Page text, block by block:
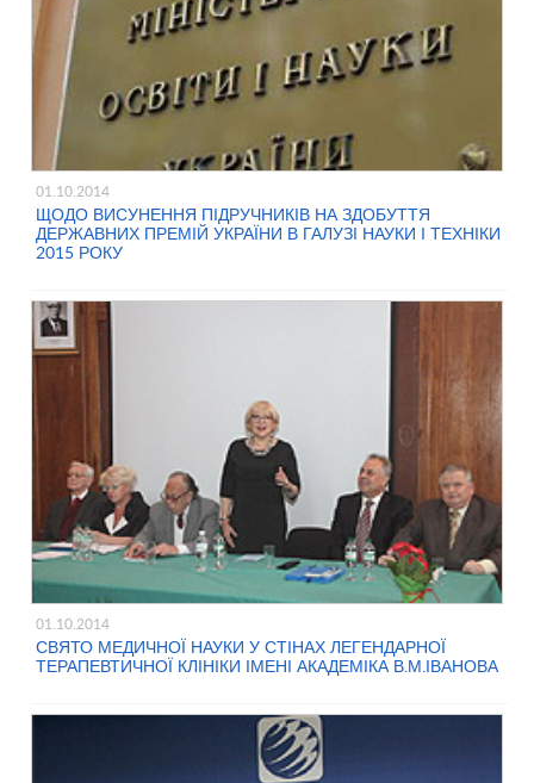
01.10.2014
ЩОДО ВИСУНЕННЯ ПІДРУЧНИКІВ НА ЗДОБУТТЯ
ДЕРЖАВНИХ ПРЕМІЙ УКРАЇНИ В ГАЛУЗІ НАУКИ І ТЕХНІКИ
2015 РОКУ
01.10.2014
СВЯТО МЕДИЧНОЇ НАУКИ У СТІНАХ ЛЕГЕНДАРНОЇ
ТЕРАПЕВТИЧНОЇ КЛІНІКИ ІМЕНІ АКАДЕМІКА В.М.ІВАНОВА